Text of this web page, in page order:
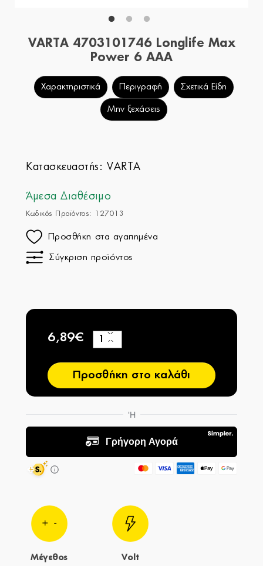
VARTA 4703101746 Longlife Max
Power 6 AAA
Χαρακτηριστικά Περιγραφή Σχετικά Είδη
Μην ξεχάσεις
Κατασκευαστής:VARTA
Άμεσα Διαθέσιμο
Κωδικός Προϊόντος: 127013
Προσθήκη στα αγαπημένα
Σύγκριση προϊόντος
6,89€
−
+
Προσθήκη στο καλάθι
Μέγεθος
Volt